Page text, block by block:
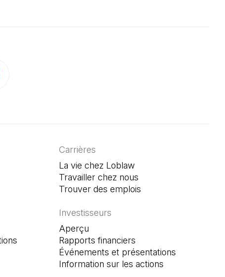
Carrières
La vie chez Loblaw
Travailler chez nous
Trouver des emplois
Investisseurs
Aperçu
Rapports financiers
Événements et présentations
Information sur les actions